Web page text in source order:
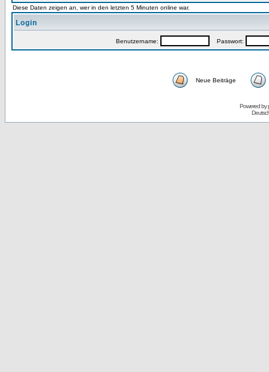
Diese Daten zeigen an, wer in den letzten 5 Minuten online war.
Login
Benutzername: Passwort:
Neue Beiträge
Powered by